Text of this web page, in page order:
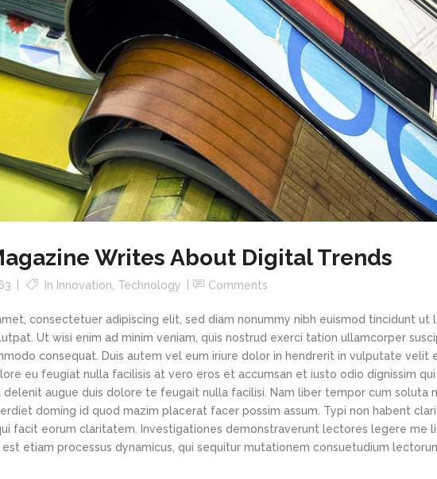
Writes About Digital Trends
In Innovation Technology Comments
consectetuer adipiscing elit, sed diam nonummy nibh euismod tincidunt ut
Ut wisi enim ad minim veniam, quis nostrud exerci tation ullamcorper
consequat. Duis autem vel eum iriure dolor in hendrerit in vulputate velit
eu feugiat nulla facilisis at vero eros et accumsan et iusto odio dignissim
augue duis dolore te feugait nulla facilisi. Nam liber tempor cum soluta
doming id quod mazim placerat facer possim assum. Typi non habent
facit eorum claritatem. Investigationes demonstraverunt lectores legere me
est etiam processus dynamicus, qui sequitur mutationem consuetudium